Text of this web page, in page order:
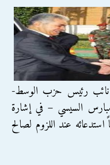
نائب رئيس حزب الوسط-
السيسي – في إشارة
عند اللزوم لصالح